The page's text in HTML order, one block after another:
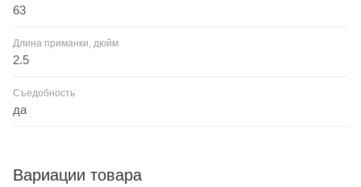
63
Длина приманки, дюйм
2.5
Съедобность
да
Вариации товара